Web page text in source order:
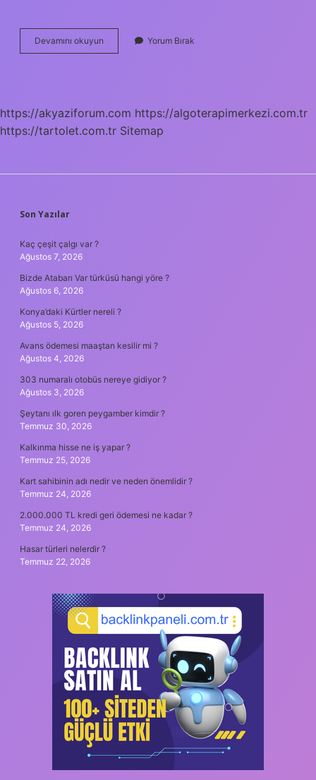
Devamını okuyun Sinüslerin
Akması
Yorum Bırak
https://akyaziforum.com https://algoterapimerkezi.com.tr
https://tartolet.com.tr Sitemap
SIDEBAR
Son Yazılar
Kaç çeşit çalgı var ?
Ağustos 7, 2026
Bizde Atabarı Var türküsü hangi yöre ?
Ağustos 6, 2026
Konya’daki Kürtler nereli ?
Ağustos 5, 2026
Avans ödemesi maaştan kesilir mi ?
Ağustos 4, 2026
303 numaralı otobüs nereye gidiyor ?
Ağustos 3, 2026
Şeytanı ılk goren peygamber kimdir ?
Temmuz 30, 2026
Kalkınma hisse ne iş yapar ?
Temmuz 25, 2026
Kart sahibinin adı nedir ve neden önemlidir ?
Temmuz 24, 2026
2.000.000 TL kredi geri ödemesi ne kadar ?
Temmuz 24, 2026
Hasar türleri nelerdir ?
Temmuz 22, 2026